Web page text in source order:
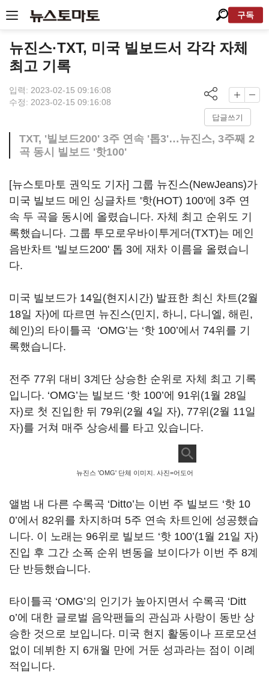
구독
뉴진스·TXT, 미국 빌보드서 각각 자체
최고 기록
입력: 2023-02-15 09:16:08
수정: 2023-02-15 09:16:08
답글쓰기
TXT, '빌보드200' 3주 연속 '톱3'…뉴진스, 3주째 2
곡 동시 빌보드 '핫100'
[뉴스토마토 권익도 기자] 그룹 뉴진스(NewJeans)가
미국 빌보드 메인 싱글차트 '핫(HOT) 100'에 3주 연
속 두 곡을 동시에 올렸습니다. 자체 최고 순위도 기
록했습니다. 그룹 투모로우바이투게더(TXT)는 메인
음반차트 '빌보드200' 톱 3에 재차 이름을 올렸습니
다.
미국 빌보드가 14일(현지시간) 발표한 최신 차트(2월
18일 자)에 따르면 뉴진스(민지, 하니, 다니엘, 해린,
혜인)의 타이틀곡 ‘OMG’는 ‘핫 100’에서 74위를 기
록했습니다.
전주 77위 대비 3계단 상승한 순위로 자체 최고 기록
입니다. ‘OMG’는 빌보드 ‘핫 100’에 91위(1월 28일
자)로 첫 진입한 뒤 79위(2월 4일 자), 77위(2월 11일
자)를 거쳐 매주 상승세를 타고 있습니다.
뉴진스 'OMG' 단체 이미지. 사진=어도어
앨범 내 다른 수록곡 ‘Ditto’는 이번 주 빌보드 ‘핫 10
0’에서 82위를 차지하며 5주 연속 차트인에 성공했습
니다. 이 노래는 96위로 빌보드 ‘핫 100’(1월 21일 자)
진입 후 그간 소폭 순위 변동을 보이다가 이번 주 8계
단 반등했습니다.
타이틀곡 ‘OMG’의 인기가 높아지면서 수록곡 ‘Ditt
o’에 대한 글로벌 음악팬들의 관심과 사랑이 동반 상
승한 것으로 보입니다. 미국 현지 활동이나 프로모션
없이 데뷔한 지 6개월 만에 거둔 성과라는 점이 이례
적입니다.